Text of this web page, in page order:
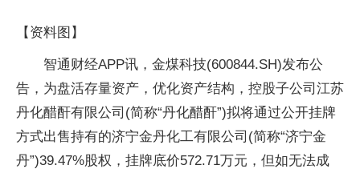
【资料图】
智通财经APP讯，金煤科技(600844.SH)发布公
告，为盘活存量资产，优化资产结构，控股子公司江苏
丹化醋酐有限公司(简称“丹化醋酐”)拟将通过公开挂牌
方式出售持有的济宁金丹化工有限公司(简称“济宁金
丹”)39.47%股权，挂牌底价572.71万元，但如无法成